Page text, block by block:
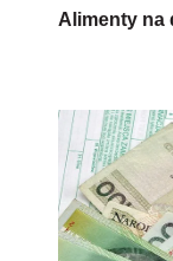
Alimenty na